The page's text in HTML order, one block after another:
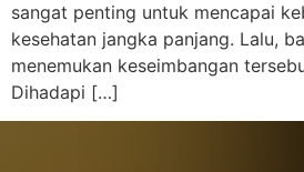
sangat penting untuk mencapai
kesehatan jangka panjang. Lalu,
menemukan keseimbangan
Dihadapi […]